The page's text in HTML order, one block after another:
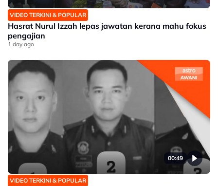
VIDEO TERKINI & POPULAR
Hasrat Nurul Izzah lepas jawatan kerana mahu fokus
pengajian
1 day ago
00:49
VIDEO TERKINI & POPULAR